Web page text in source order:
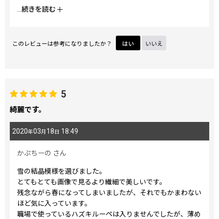
ます。
...続きを読む
このレビューは参考になりましたか？ はい いいえ
5
綺麗です。
2020年03月 18日 18:49
かぷちーの さん
雪の結晶模様を選びました。
とてもとても画像で見るより繊細で美しいです。
残念ながら春になってしまいましたが、それでもかまわない
ほど気に入っています。
職場で使っているハズキルーペは入りませんでしたが、薄め